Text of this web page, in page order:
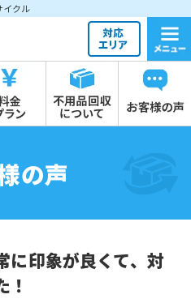
イクル
の声
に印象が良くて、対
！